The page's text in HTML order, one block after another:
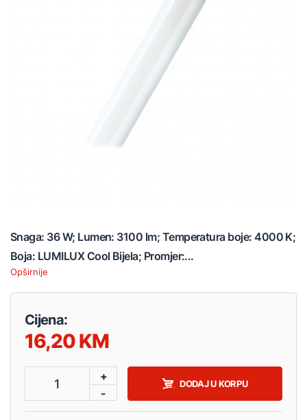
Snaga: 36 W; Lumen: 3100 lm; Temperatura boje: 4000 K;
Boja: LUMILUX Cool Bijela; Promjer:...
Opširnije
Cijena:
16,20
1
+
-
DODAJ U KORPU